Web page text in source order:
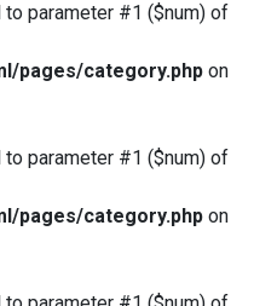
to parameter #1 ($num) of
pages/category.php on
to parameter #1 ($num) of
pages/category.php on